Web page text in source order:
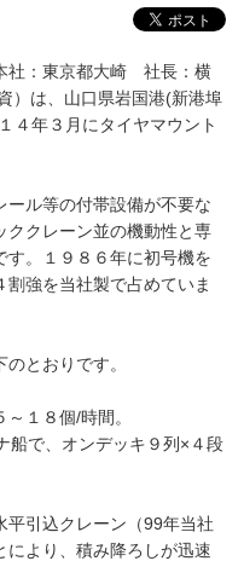
社：東京都大崎 社長：横
）は、山口県岩国港(新港埠
４年３月にタイヤマウント
ール等の付帯設備が不要な
ククレーン並の機動性と専
す。１９８６年に初号機を
強を当社製で占めていま
とおりです。
１８個/時間。
船で、オンデッキ９列×４段
平引込クレーン（99年当社
により、積み降ろしが迅速